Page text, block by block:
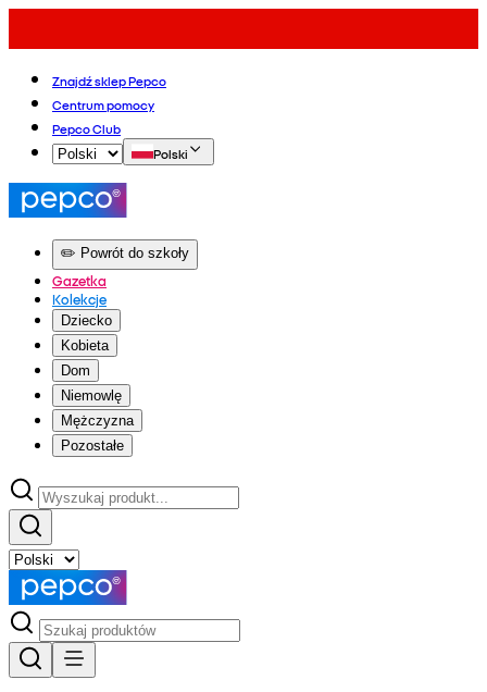
Znajdź sklep Pepco
Centrum pomocy
Pepco Club
Polski
✏️ Powrót do szkoły
Gazetka
Kolekcje
Dziecko
Kobieta
Dom
Niemowlę
Mężczyzna
Pozostałe